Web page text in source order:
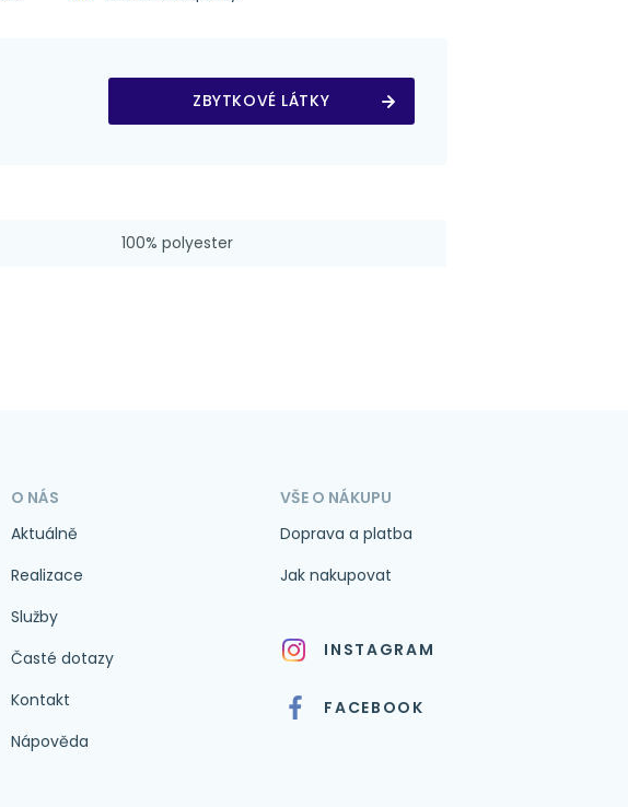
ZBYTKOVÉ LÁTKY
100% polyester
O NÁS
Aktuálně
Realizace
Služby
Časté dotazy
Kontakt
Nápověda
VŠE O NÁKUPU
Doprava a platba
Jak nakupovat
INSTAGRAM
FACEBOOK